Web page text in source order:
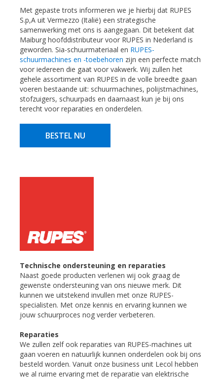
Met gepaste trots informeren we je hierbij dat RUPES
S.p,A uit Vermezzo (Italië) een strategische
samenwerking met ons is aangegaan. Dit betekent dat
Maiburg hoofddistributeur voor RUPES in Nederland is
geworden. Sia-schuurmateriaal en RUPES-
schuurmachines en -toebehoren zijn een perfecte match
voor iedereen die gaat voor vakwerk. Wij zullen het
gehele assortiment van RUPES in de volle breedte gaan
voeren bestaande uit: schuurmachines, polijstmachines,
stofzuigers, schuurpads en daarnaast kun je bij ons
terecht voor reparaties en onderdelen.
BESTEL NU
Technische ondersteuning en reparaties
Naast goede producten verlenen wij ook graag de
gewenste ondersteuning van ons nieuwe merk. Dit
kunnen we uitstekend invullen met onze RUPES-
specialisten. Met onze kennis en ervaring kunnen we
jouw schuurproces nog verder verbeteren.
Reparaties
We zullen zelf ook reparaties van RUPES-machines uit
gaan voeren en natuurlijk kunnen onderdelen ook bij ons
besteld worden. Vanuit onze business unit Lecol hebben
we al ruime ervaring met de reparatie van elektrische